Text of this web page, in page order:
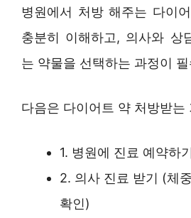
병원에서 처방 해주는 다이
충분히 이해하고, 의사와 상
는 약물을 선택하는 과정이
다음은 다이어트 약 처방받는
1. 병원에 진료 예약하기
2. 의사 진료 받기 (체
확인)